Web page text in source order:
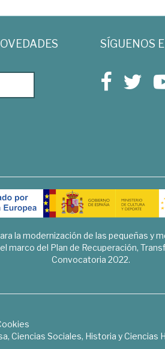
SÍGUENOS
la modernización de las pequeñas y
marco del Plan de Recuperación,
Convocatoria 2022.
Ciencias Sociales, Historia y Ciencias